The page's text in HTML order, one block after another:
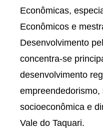
Econômicas,
Econômicos e
Desenvolvimento
concentra-se
desenvolvimento
socioeconômica e
Vale do Taquari.